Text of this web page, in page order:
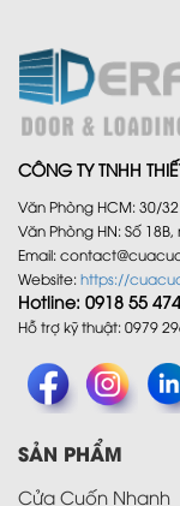
CÔNG TY TNHH
Văn Phòng HCM: 30/32
Văn Phòng HN: Số
Email:
Website: https://
Hotline: 0918 55
Hỗ trợ kỹ thuật: 0979
SẢN PHẨM
Cửa Cuốn Nhanh